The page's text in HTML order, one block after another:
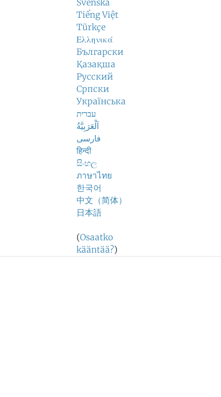
Svenska
Tiếng Việt
Türkçe
Ελληνικά
Български
Қазақша
Русский
Српски
Українська
עברית
اَلْعَرَبِيَّةُ
فارسی
हिन्दी
සිංහල
ภาษาไทย
한국어
中文（简体）
日本語
(Osaatko
kääntää?)